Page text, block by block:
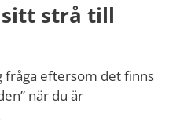
sitt strå till
fråga eftersom det finns
när du är